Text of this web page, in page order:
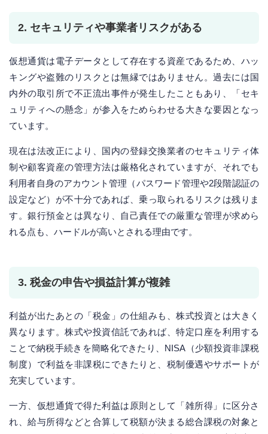
2. セキュリティや事業者リスクがある
仮想通貨は電子データとして存在する資産であるため、ハッ
キングや盗難のリスクとは無縁ではありません。過去には国
内外の取引所で不正流出事件が発生したこともあり、「セキ
ュリティへの懸念」が参入をためらわせる大きな要因となっ
ています。
現在は法改正により、国内の登録交換業者のセキュリティ体
制や顧客資産の管理方法は厳格化されていますが、それでも
利用者自身のアカウント管理（パスワード管理や2段階認証の
設定など）が不十分であれば、乗っ取られるリスクは残りま
す。銀行預金とは異なり、自己責任での厳重な管理が求めら
れる点も、ハードルが高いとされる理由です。
3. 税金の申告や損益計算が複雑
利益が出たあとの「税金」の仕組みも、株式投資とは大きく
異なります。株式や投資信託であれば、特定口座を利用する
ことで納税手続きを簡略化できたり、NISA（少額投資非課税
制度）で利益を非課税にできたりと、税制優遇やサポートが
充実しています。
一方、仮想通貨で得た利益は原則として「雑所得」に区分さ
れ、給与所得などと合算して税額が決まる総合課税の対象と